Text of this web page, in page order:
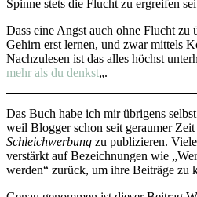
Spinne stets die Flucht zu ergreifen
Dass eine Angst auch ohne Flucht zu
Gehirn erst lernen, und zwar mittels
Nachzulesen ist das alles höchst
mehr als du denkst„.
Das Buch habe ich mir übrigens
weil Blogger schon seit geraumer
Schleichwerbung zu publizieren.
verstärkt auf Bezeichnungen wie
werden“ zurück, um ihre Beiträge zu